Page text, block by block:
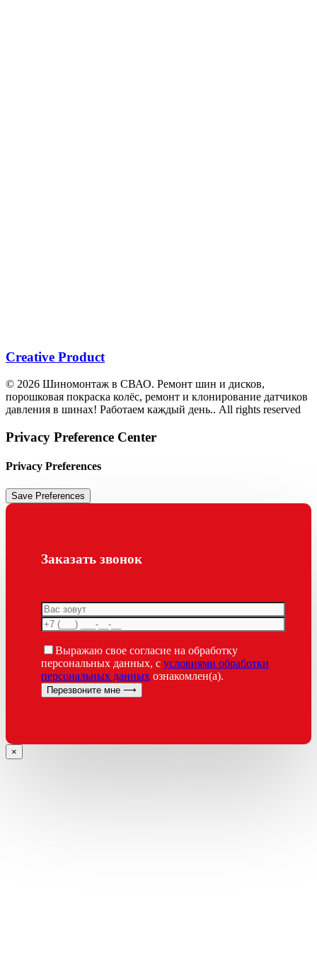
Creative Product
© 2026 Шиномонтаж в СВАО. Ремонт шин и дисков,
порошковая покраска колёс, ремонт и клонирование датчиков
давления в шинах! Работаем каждый день.. All rights reserved
Privacy Preference Center
Privacy Preferences
Заказать звонок
Выражаю свое согласие на обработку
персональных данных, с условиями обработки
персональных данных ознакомлен(а).
×